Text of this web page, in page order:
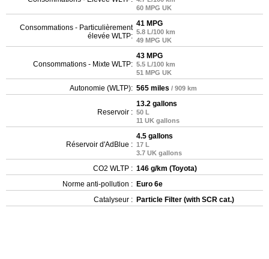
60 MPG UK
Consommations - Particulièrement
élevée WLTP:
41 MPG
5.8 L/100 km
49 MPG UK
Consommations - Mixte WLTP:
43 MPG
5.5 L/100 km
51 MPG UK
Autonomie (WLTP): 565 miles / 909 km
Reservoir :
13.2 gallons
50 L
11 UK gallons
Réservoir d'AdBlue :
4.5 gallons
17 L
3.7 UK gallons
CO2 WLTP : 146 g/km (Toyota)
Norme anti-pollution : Euro 6e
Catalyseur : Particle Filter (with SCR cat.)